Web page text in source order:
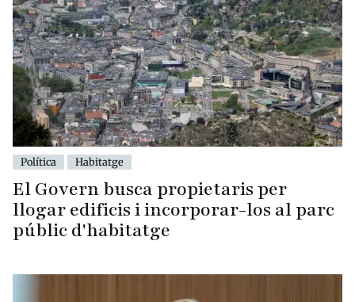
Política Habitatge
El Govern busca propietaris per
llogar edificis i incorporar-los al parc
públic d'habitatge